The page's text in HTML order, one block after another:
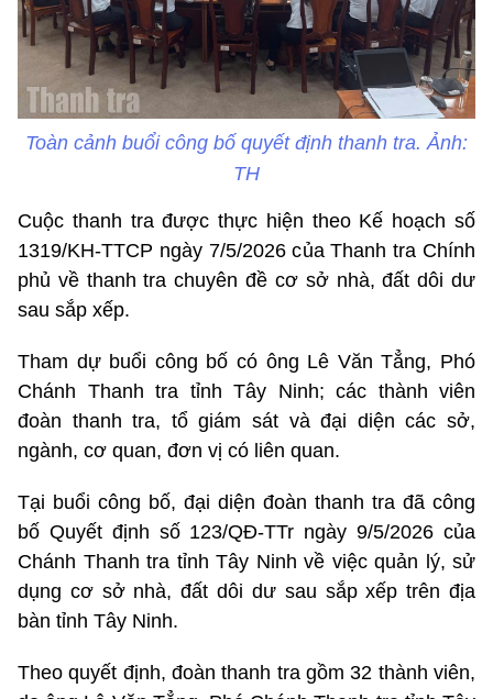
Toàn cảnh buổi công bố quyết định thanh tra. Ảnh:
TH
Cuộc thanh tra được thực hiện theo Kế hoạch số
1319/KH-TTCP ngày 7/5/2026 của Thanh tra Chính
phủ về thanh tra chuyên đề cơ sở nhà, đất dôi dư
sau sắp xếp.
Tham dự buổi công bố có ông Lê Văn Tẳng, Phó
Chánh Thanh tra tỉnh Tây Ninh; các thành viên
đoàn thanh tra, tổ giám sát và đại diện các sở,
ngành, cơ quan, đơn vị có liên quan.
Tại buổi công bố, đại diện đoàn thanh tra đã công
bố Quyết định số 123/QĐ-TTr ngày 9/5/2026 của
Chánh Thanh tra tỉnh Tây Ninh về việc quản lý, sử
dụng cơ sở nhà, đất dôi dư sau sắp xếp trên địa
bàn tỉnh Tây Ninh.
Theo quyết định, đoàn thanh tra gồm 32 thành viên,